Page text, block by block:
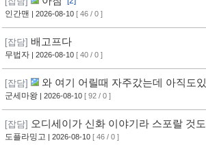
인간맨 | 2026-08-10 [ 46 / 0 ]
[잡담] 배고프다
무법자 | 2026-08-10 [ 40 / 0 ]
[잡담] 와 여기 어릴때 자주갔는데 아직도
군세마왕 | 2026-08-10 [ 92 / 0 ]
[잡담] 오디세이가 신화 이야기라 스포랄 것
거 있냐
도플라밍고 | 2026-08-10 [ 46 / 0 ]